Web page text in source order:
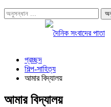
প্রচ্ছদ
শিল্প-সাহিত্য
আমার বিদ্যালয়
আমার বিদ্যালয়